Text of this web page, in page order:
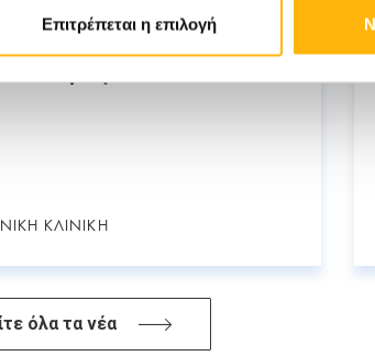
Επιτρέπεται η επιλογή
καλοκαιρινή
αιμοδοσία
ΚΛΙΝΙΚΉ
όλα τα νέα